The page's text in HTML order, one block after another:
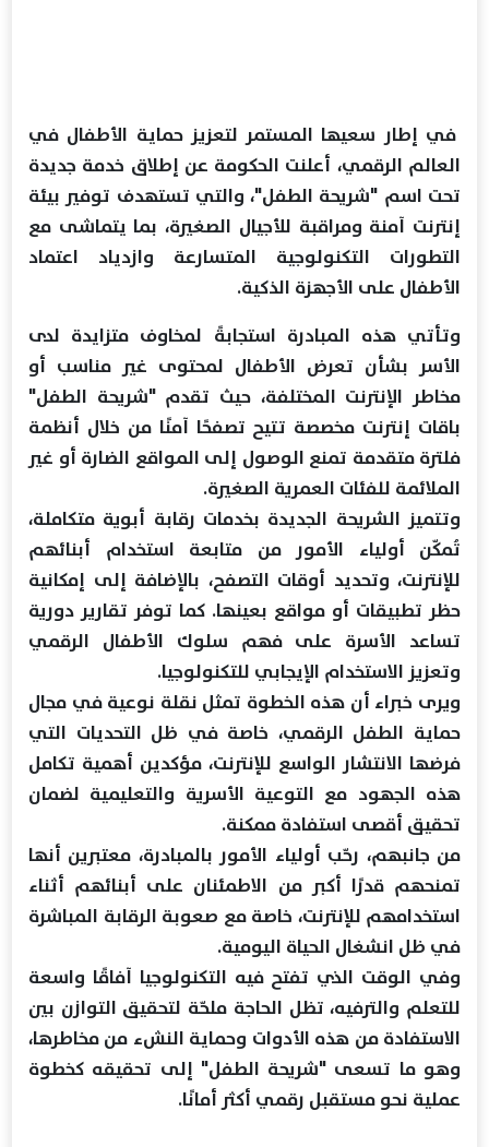
في إطار سعيها المستمر لتعزيز حماية الأطفال في
العالم الرقمي، أعلنت الحكومة عن إطلاق خدمة جديدة
تحت اسم "شريحة الطفل"، والتي تستهدف توفير بيئة
إنترنت آمنة ومراقبة للأجيال الصغيرة، بما يتماشى مع
التطورات التكنولوجية المتسارعة وازدياد اعتماد
الأطفال على الأجهزة الذكية.
وتأتي هذه المبادرة استجابةً لمخاوف متزايدة لدى
الأسر بشأن تعرض الأطفال لمحتوى غير مناسب أو
مخاطر الإنترنت المختلفة، حيث تقدم "شريحة الطفل"
باقات إنترنت مخصصة تتيح تصفحًا آمنًا من خلال أنظمة
فلترة متقدمة تمنع الوصول إلى المواقع الضارة أو غير
الملائمة للفئات العمرية الصغيرة.
وتتميز الشريحة الجديدة بخدمات رقابة أبوية متكاملة،
تُمكّن أولياء الأمور من متابعة استخدام أبنائهم
للإنترنت، وتحديد أوقات التصفح، بالإضافة إلى إمكانية
حظر تطبيقات أو مواقع بعينها. كما توفر تقارير دورية
تساعد الأسرة على فهم سلوك الأطفال الرقمي
وتعزيز الاستخدام الإيجابي للتكنولوجيا.
ويرى خبراء أن هذه الخطوة تمثل نقلة نوعية في مجال
حماية الطفل الرقمي، خاصة في ظل التحديات التي
فرضها الانتشار الواسع للإنترنت، مؤكدين أهمية تكامل
هذه الجهود مع التوعية الأسرية والتعليمية لضمان
تحقيق أقصى استفادة ممكنة.
من جانبهم، رحّب أولياء الأمور بالمبادرة، معتبرين أنها
تمنحهم قدرًا أكبر من الاطمئنان على أبنائهم أثناء
استخدامهم للإنترنت، خاصة مع صعوبة الرقابة المباشرة
في ظل انشغال الحياة اليومية.
وفي الوقت الذي تفتح فيه التكنولوجيا آفاقًا واسعة
للتعلم والترفيه، تظل الحاجة ملحّة لتحقيق التوازن بين
الاستفادة من هذه الأدوات وحماية النشء من مخاطرها،
وهو ما تسعى "شريحة الطفل" إلى تحقيقه كخطوة
عملية نحو مستقبل رقمي أكثر أمانًا.